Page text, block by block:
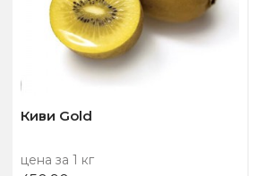
Киви Gold
цена за 1 кг